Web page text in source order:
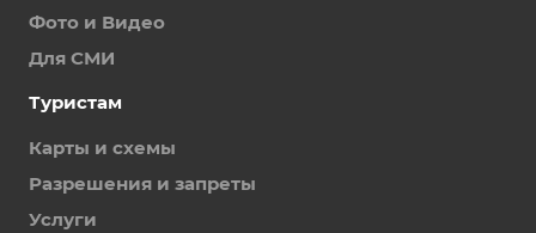
Фото и Видео
Для СМИ
Туристам
Карты и схемы
Разрешения и запреты
Услуги